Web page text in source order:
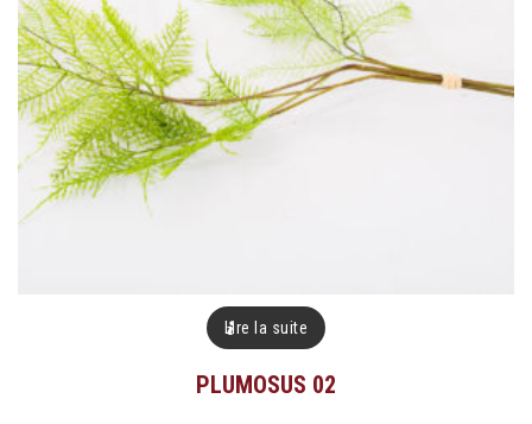
Lire la suite
PLUMOSUS 02